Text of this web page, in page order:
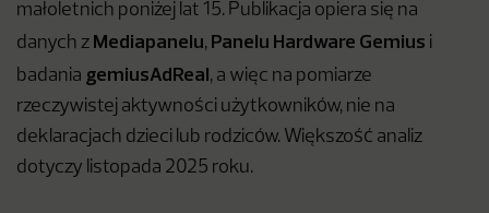
małoletnich poniżej lat 15. Publikacja opiera się na
danych z Mediapanelu, Panelu Hardware Gemius i
badania gemiusAdReal, a więc na pomiarze
rzeczywistej aktywności użytkowników, nie na
deklaracjach dzieci lub rodziców. Większość analiz
dotyczy listopada 2025 roku.